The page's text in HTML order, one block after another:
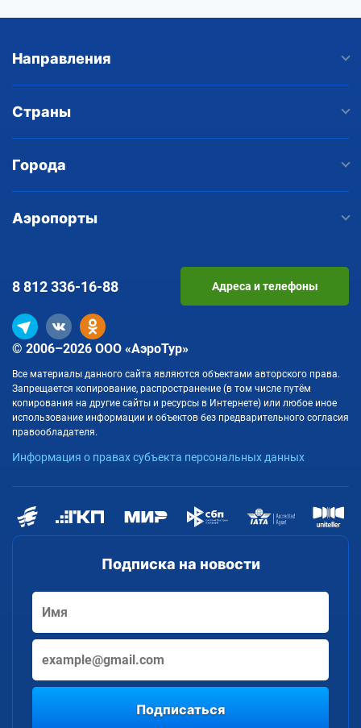
Направления
Страны
Города
Аэропорты
Подписка на новости
Подписаться
© 2006–2026 ООО «АэроТур»
Все материалы данного сайта являются объектами авторского права.
Запрещается копирование, распространение (в том числе путём
копирования на другие сайты и ресурсы в Интернете) или любое иное
использование информации и объектов без предварительного согласия
правообладателя.
Информация о правах субъекта персональных данных
8 812336-16-88 Адреса и телефоны